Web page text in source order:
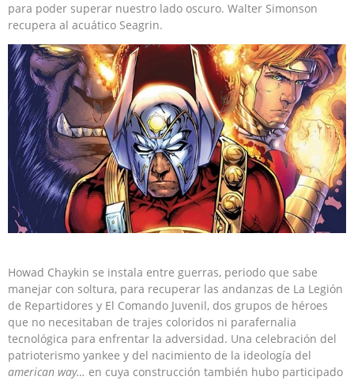
para poder superar nuestro lado oscuro. Walter Simonson
recupera al acuático Seagrin.
Howad Chaykin se instala entre guerras, periodo que sabe
manejar con soltura, para recuperar las andanzas de La Legión
de Repartidores y El Comando Juvenil, dos grupos de héroes
que no necesitaban de trajes coloridos ni parafernalia
tecnológica para enfrentar la adversidad. Una celebración del
patrioterismo yankee y del nacimiento de la ideología del
american way… en cuya construcción también hubo participado